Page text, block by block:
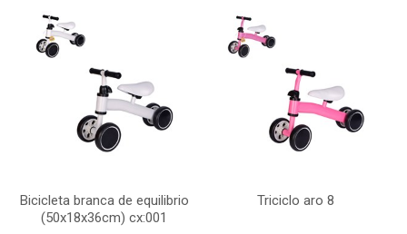
Bicicleta branca de equilibrio
(50x18x36cm) cx:001
Triciclo aro 8